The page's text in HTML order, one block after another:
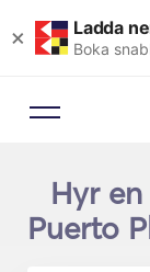
× Ladda
Boka
Hyr
Puerto